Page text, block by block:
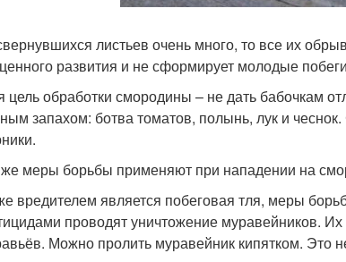
листьев очень много, то все их
развития и не сформирует молодые
цель обработки смородины – не дать бабочкам
запахом: ботва томатов, полынь, лук и
меры борьбы применяют при нападении на
вредителем является побеговая тля, меры
проводят уничтожение муравейников.
Можно пролить муравейник кипятком. Это